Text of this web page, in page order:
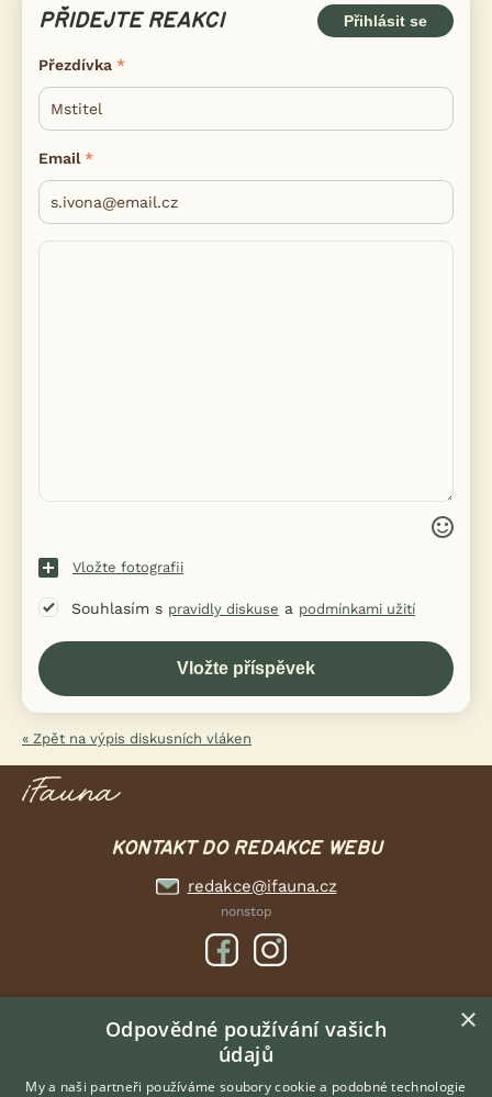
PŘIDEJTE REAKCI Přihlásit se
Přezdívka
Email
Vložte fotografii
Souhlasím s pravidly diskuse a podmínkami užití
« Zpět na výpis diskusních vláken
KONTAKT DO REDAKCE WEBU
redakce@ifauna.cz
nonstop
DOMOVSKÁ STRÁNKA
INZERCE
DISKUSE
×
Odpovědné používání vašich
údajů
My a naši partneři používáme soubory cookie a podobné technologie